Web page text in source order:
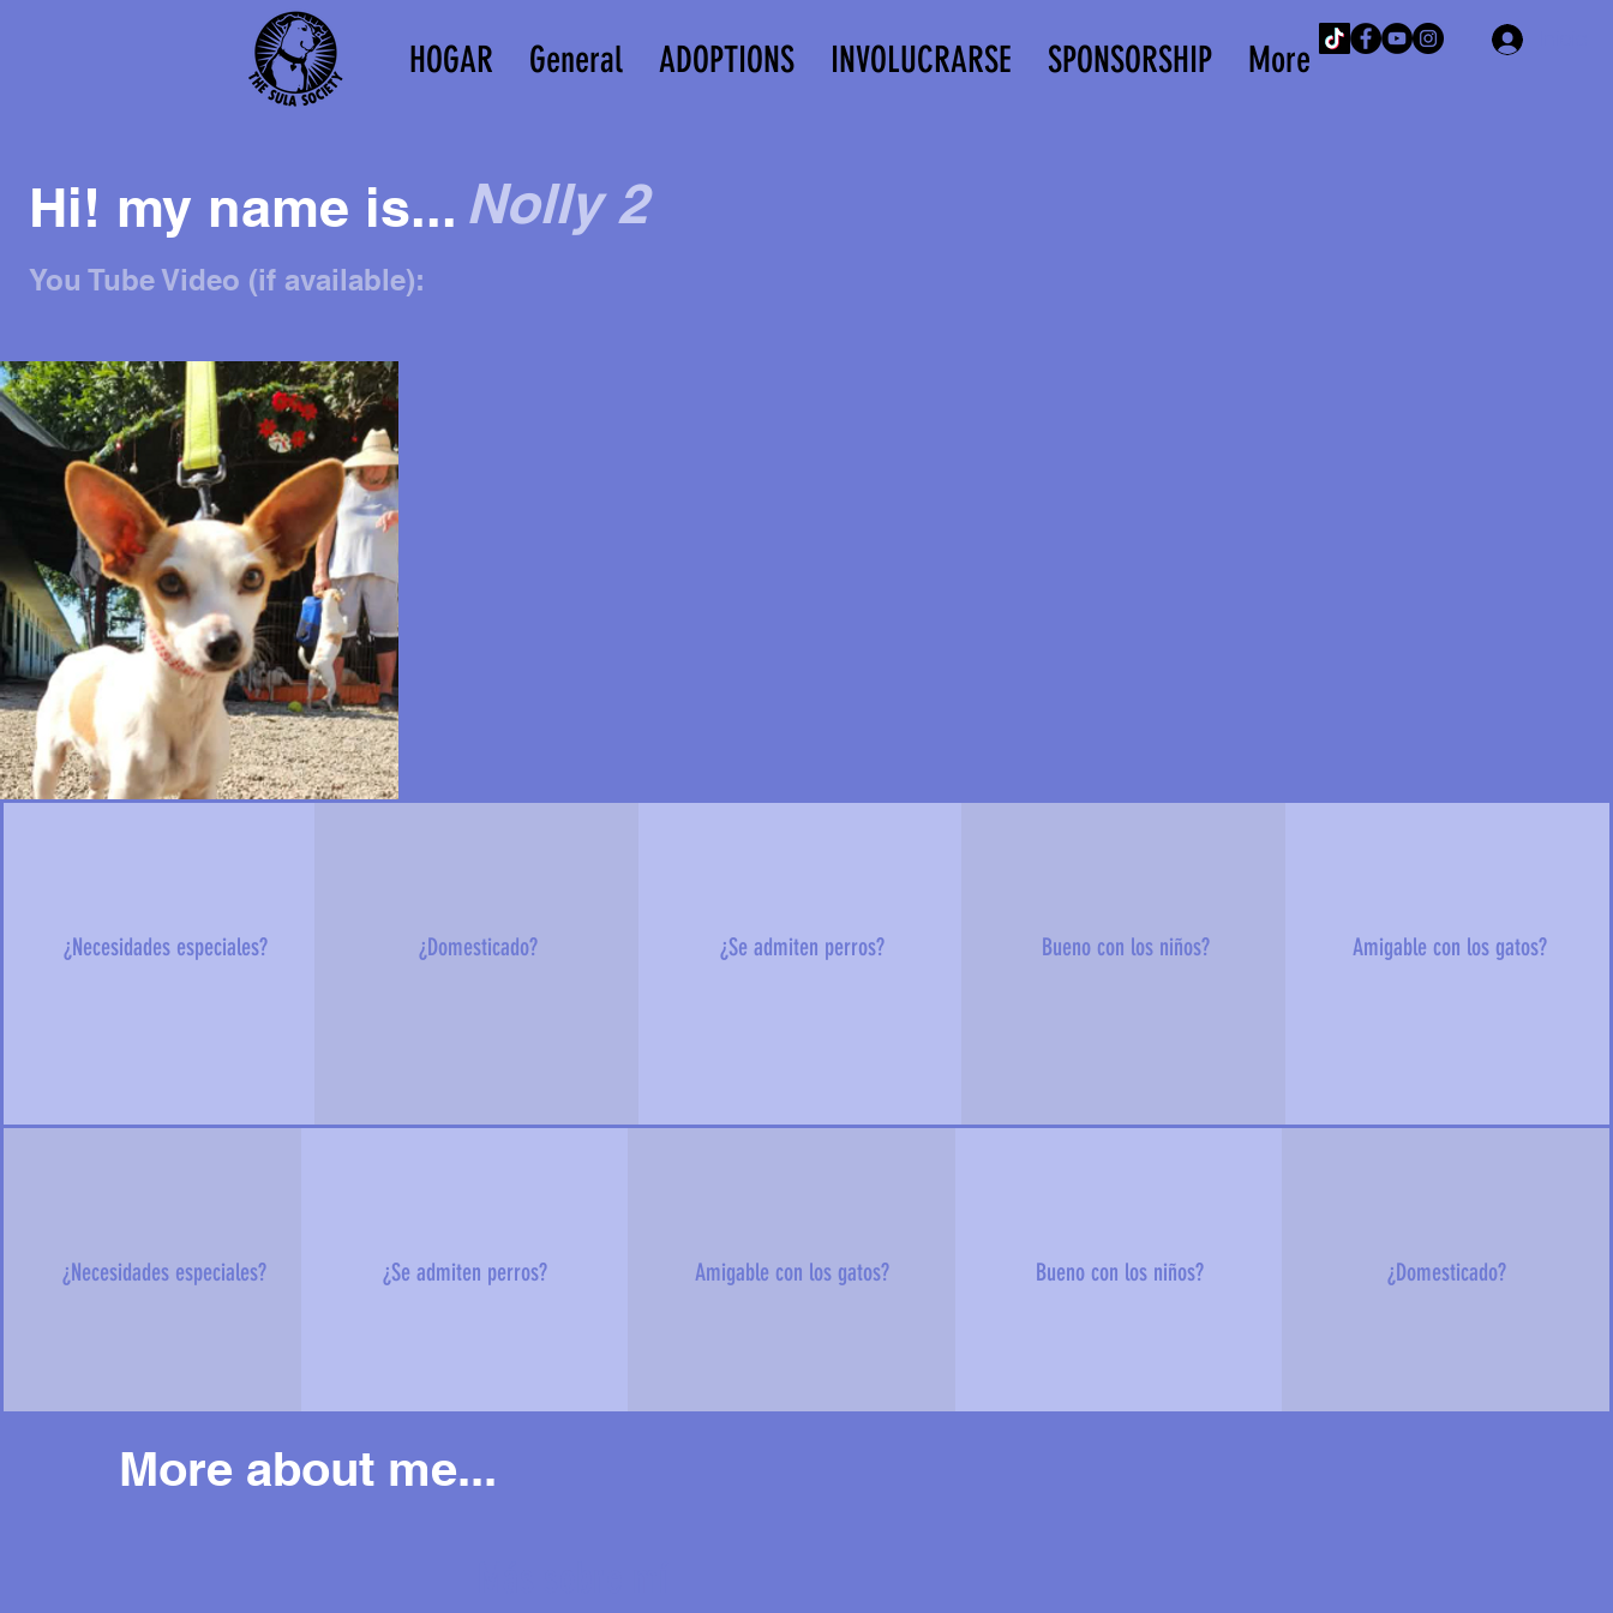
HOGAR General ADOPTIONS INVOLUCRARSE SPONSORSHIP More
Hi! my name is... Nolly 2
You Tube Video (if available):
¿Necesidades especiales? ¿Domesticado? ¿Se admiten perros? Bueno con los niños? Amigable con los gatos?
¿Necesidades especiales? ¿Se admiten perros? Amigable con los gatos? Bueno con los niños? ¿Domesticado?
More about me...